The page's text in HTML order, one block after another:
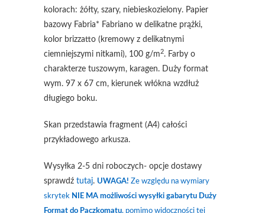
kolorach: żółty, szary, niebieskozielony. Papier
bazowy Fabria* Fabriano w delikatne prążki,
kolor brizzatto (kremowy z delikatnymi
ciemniejszymi nitkami), 100 g/m 2. Farby o
charakterze tuszowym, karagen. Duży format
wym. 97 x 67 cm, kierunek włókna wzdłuż
długiego boku.
Skan przedstawia fragment (A4) całości
przykładowego arkusza.
Wysyłka 2-5 dni roboczych- opcje dostawy
sprawdź tutaj. UWAGA! Ze względu na wymiary
skrytek NIE MA możliwości wysyłki gabarytu Duży
Format do Paczkomatu, pomimo widoczności tej